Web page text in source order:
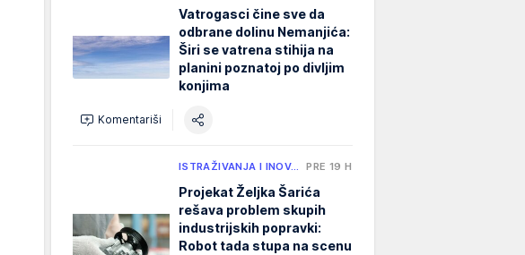
Vatrogasci čine sve da
odbrane dolinu Nemanjića:
Širi se vatrena stihija na
planini poznatoj po divljim
konjima
Komentariši
ISTRAŽIVANJA I INOV… PRE 19 H
Projekat Željka Šarića
rešava problem skupih
industrijskih popravki:
Robot tada stupa na scenu